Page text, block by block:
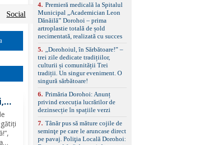
Social
față/spate, cameră
marșarier Keyless entry
& start, geamuri electrice
față/spate, oglinzi
electrice, încălzite și
rabatabile Sistem hands-
free, Bluetooth, USB
Sistem start/stop, frână
de parcare electrică,
anvelope vară runflat
filtru de particule,
standard Euro 6 Trapă
panoramică, geamuri
remorcare Bonus: -
Covorașe textile montate
pe mașină. -Ofer și un
4. Premieră medicală la Spitalul
Municipal „Academician Leon
Dănăilă” Dorohoi – prima
artroplastie totală de șold
necimentată, realizată cu succes
5.
„Dorohoiul, în Sărbătoare!” –
trei zile dedicate tradițiilor,
culturii și comunității Trei
tradiții. Un singur eveniment. O
singură sărbătoare!
6. Primăria Dorohoi: Anunț
privind execuția lucrărilor de
dezinsecție în spațiile verzi
7. Tânăr pus să măture cojile de
seminţe pe care le aruncase direct
pe pavaj. Poliţia Locală Dorohoi: